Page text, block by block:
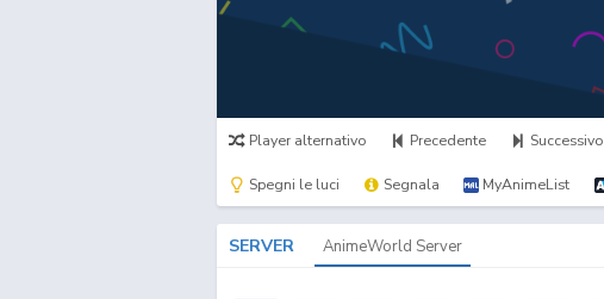
Player alternativo Precedente Successivo
Spegni le luci Segnala MyAnimeList
SERVER AnimeWorld Server